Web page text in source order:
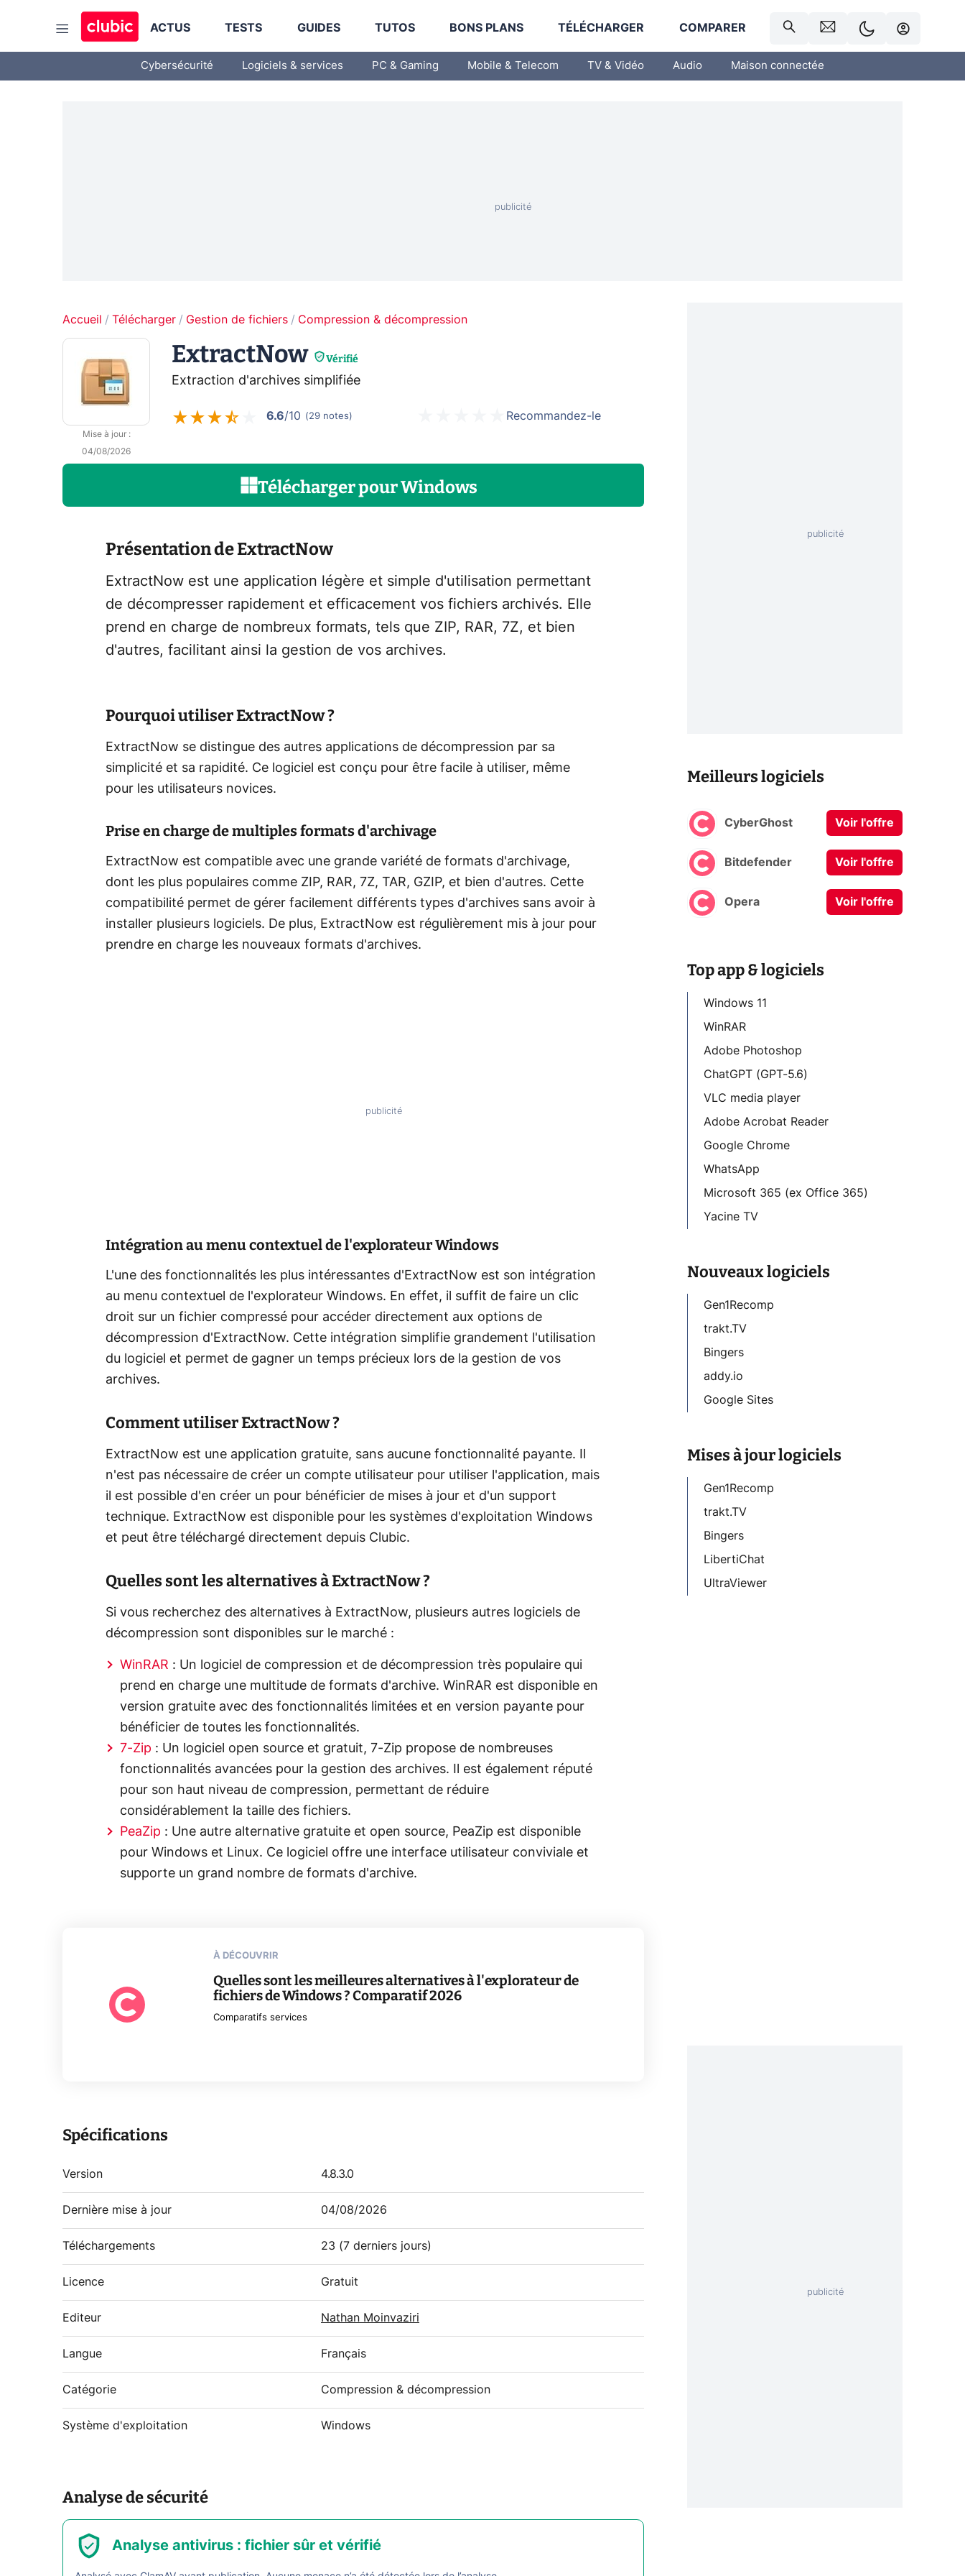
ACTUS TESTS GUIDES TUTOS BONS PLANS TÉLÉCHARGER COMPARER
Cybersécurité Logiciels & services PC & Gaming Mobile & Telecom TV & Vidéo Audio Maison connectée
Accueil Télécharger Gestion de fichiers Compression & décompression
Mise à jour:
04/08/2026
ExtractNow Vérifié
Extraction d'archives simplifiée
6.6/10 (29 notes) Recommandez-le
TéléchargerpourWindows
Présentation de ExtractNow
ExtractNow est une application légère et simple d'utilisation permettant
de décompresser rapidement et efficacement vos fichiers archivés. Elle
prend en charge de nombreux formats, tels que ZIP, RAR, 7Z, et bien
d'autres, facilitant ainsi la gestion de vos archives.
Pourquoi utiliser ExtractNow ?
ExtractNow se distingue des autres applications de décompression par sa
simplicité et sa rapidité. Ce logiciel est conçu pour être facile à utiliser, même
pour les utilisateurs novices.
Prise en charge de multiples formats d'archivage
ExtractNow est compatible avec une grande variété de formats d'archivage,
dont les plus populaires comme ZIP, RAR, 7Z, TAR, GZIP, et bien d'autres. Cette
compatibilité permet de gérer facilement différents types d'archives sans avoir à
installer plusieurs logiciels. De plus, ExtractNow est régulièrement mis à jour pour
prendre en charge les nouveaux formats d'archives.
Intégration au menu contextuel de l'explorateur Windows
L'une des fonctionnalités les plus intéressantes d'ExtractNow est son intégration
au menu contextuel de l'explorateur Windows. En effet, il suffit de faire un clic
droit sur un fichier compressé pour accéder directement aux options de
décompression d'ExtractNow. Cette intégration simplifie grandement l'utilisation
du logiciel et permet de gagner un temps précieux lors de la gestion de vos
archives.
Comment utiliser ExtractNow ?
ExtractNow est une application gratuite, sans aucune fonctionnalité payante. Il
n'est pas nécessaire de créer un compte utilisateur pour utiliser l'application, mais
il est possible d'en créer un pour bénéficier de mises à jour et d'un support
technique. ExtractNow est disponible pour les systèmes d'exploitation Windows
et peut être téléchargé directement depuis Clubic.
Quelles sont les alternatives à ExtractNow ?
Si vous recherchez des alternatives à ExtractNow, plusieurs autres logiciels de
décompression sont disponibles sur le marché :
WinRAR : Un logiciel de compression et de décompression très populaire qui
prend en charge une multitude de formats d'archive. WinRAR est disponible en
version gratuite avec des fonctionnalités limitées et en version payante pour
bénéficier de toutes les fonctionnalités.
7-Zip : Un logiciel open source et gratuit, 7-Zip propose de nombreuses
fonctionnalités avancées pour la gestion des archives. Il est également réputé
pour son haut niveau de compression, permettant de réduire
considérablement la taille des fichiers.
PeaZip : Une autre alternative gratuite et open source, PeaZip est disponible
pour Windows et Linux. Ce logiciel offre une interface utilisateur conviviale et
supporte un grand nombre de formats d'archive.
À DÉCOUVRIR
Quelles sont les meilleures alternatives à l'explorateur de
fichiers de Windows ? Comparatif 2026
Comparatifs services
Spécifications
Version 4.8.3.0
Dernière mise à jour 04/08/2026
Téléchargements 23 (7 derniers jours)
Licence Gratuit
Editeur Nathan Moinvaziri
Langue Français
Catégorie Compression & décompression
Système d'exploitation Windows
Analyse de sécurité
Analyse antivirus : fichier sûr et vérifié
Meilleurs logiciels
CyberGhost Voir l'offre
Bitdefender Voir l'offre
Opera Voir l'offre
Top app & logiciels
Windows 11
WinRAR
Adobe Photoshop
ChatGPT (GPT-5.6)
VLC media player
Adobe Acrobat Reader
Google Chrome
WhatsApp
Microsoft 365 (ex Office 365)
Yacine TV
Nouveaux logiciels
Gen1Recomp
trakt.TV
Bingers
addy.io
Google Sites
Mises à jour logiciels
Gen1Recomp
trakt.TV
Bingers
LibertiChat
UltraViewer